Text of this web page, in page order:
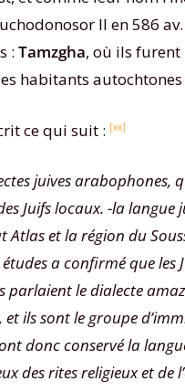
II en 586
: Tamzgha, où ils furent
habitants
ce qui suit : [xx]
juives
Juifs locaux. -la
et la région du
a confirmé que les
le dialecte
ils sont le groupe
donc conservé la
rites religieux et de